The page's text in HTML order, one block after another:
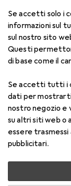
Se accetti solo i
informazioni sul
sul nostro sito
Questi
di base come il
Se accetti tutti i
dati per
nostro negozio e
su altri siti web o
essere
pubblicitari.
Air Optix
-2, Obiettivo
Prezzo in EUR
EUR
49,16 EUR
8,20/1pz.
Consegna tra